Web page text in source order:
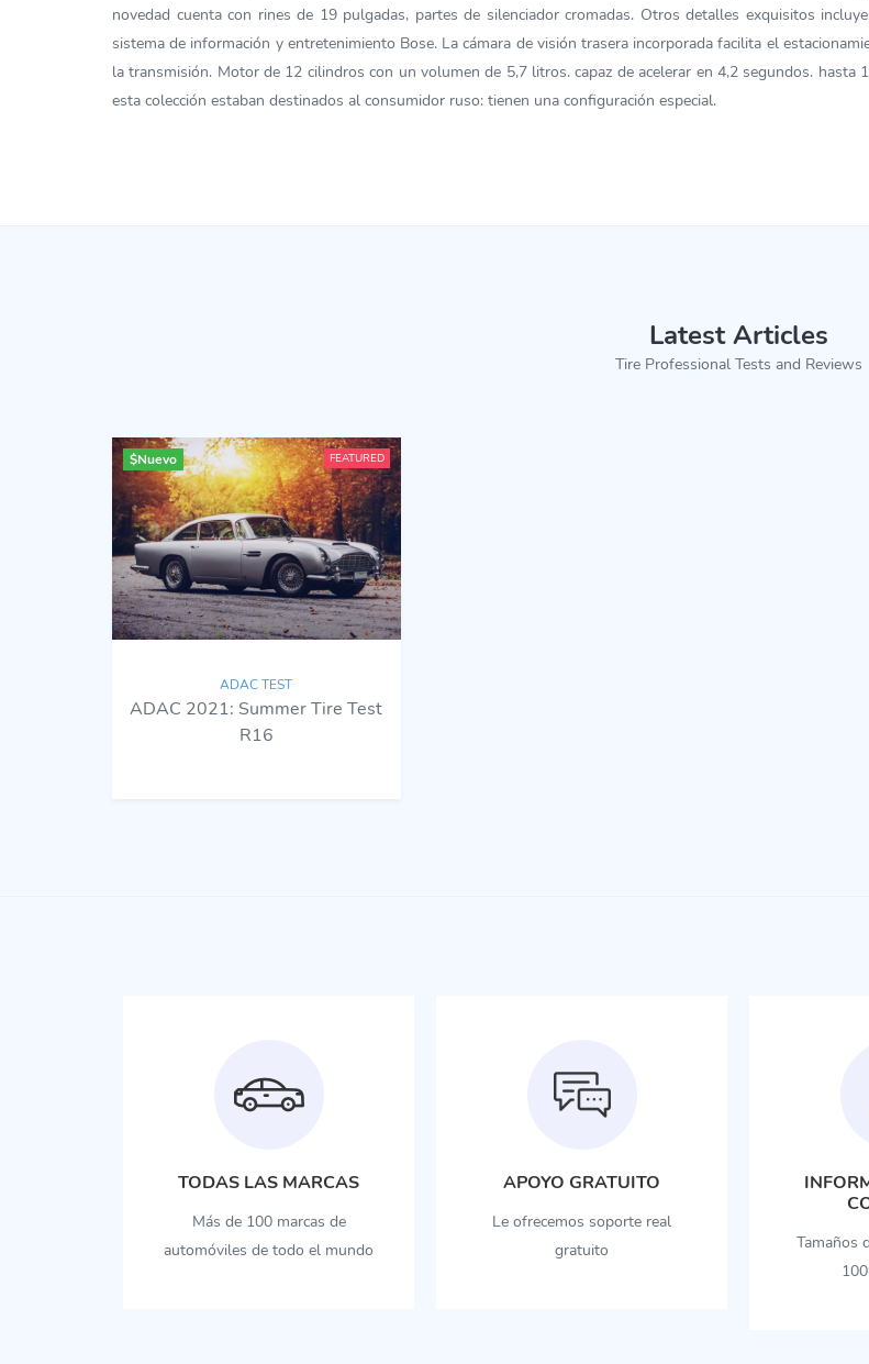
novedad cuenta con rines de 19 pulgadas, partes de silenciador cromadas. Otros detalles exquisitos
sistema de información y entretenimiento Bose. La cámara de visión trasera incorporada facilita el
la transmisión. Motor de 12 cilindros con un volumen de 5,7 litros. capaz de acelerar en 4,2 segundos.
esta colección estaban destinados al consumidor ruso: tienen una configuración especial.
Latest Articles
Tire Professional Tests and Reviews
FEATURED
$Nuevo
ADAC TEST
ADAC 2021: Summer Tire Test
R16
TODAS LAS MARCAS
Más de 100 marcas de
automóviles de todo el mundo
APOYO GRATUITO
Le ofrecemos soporte real
gratuito
Tamaños